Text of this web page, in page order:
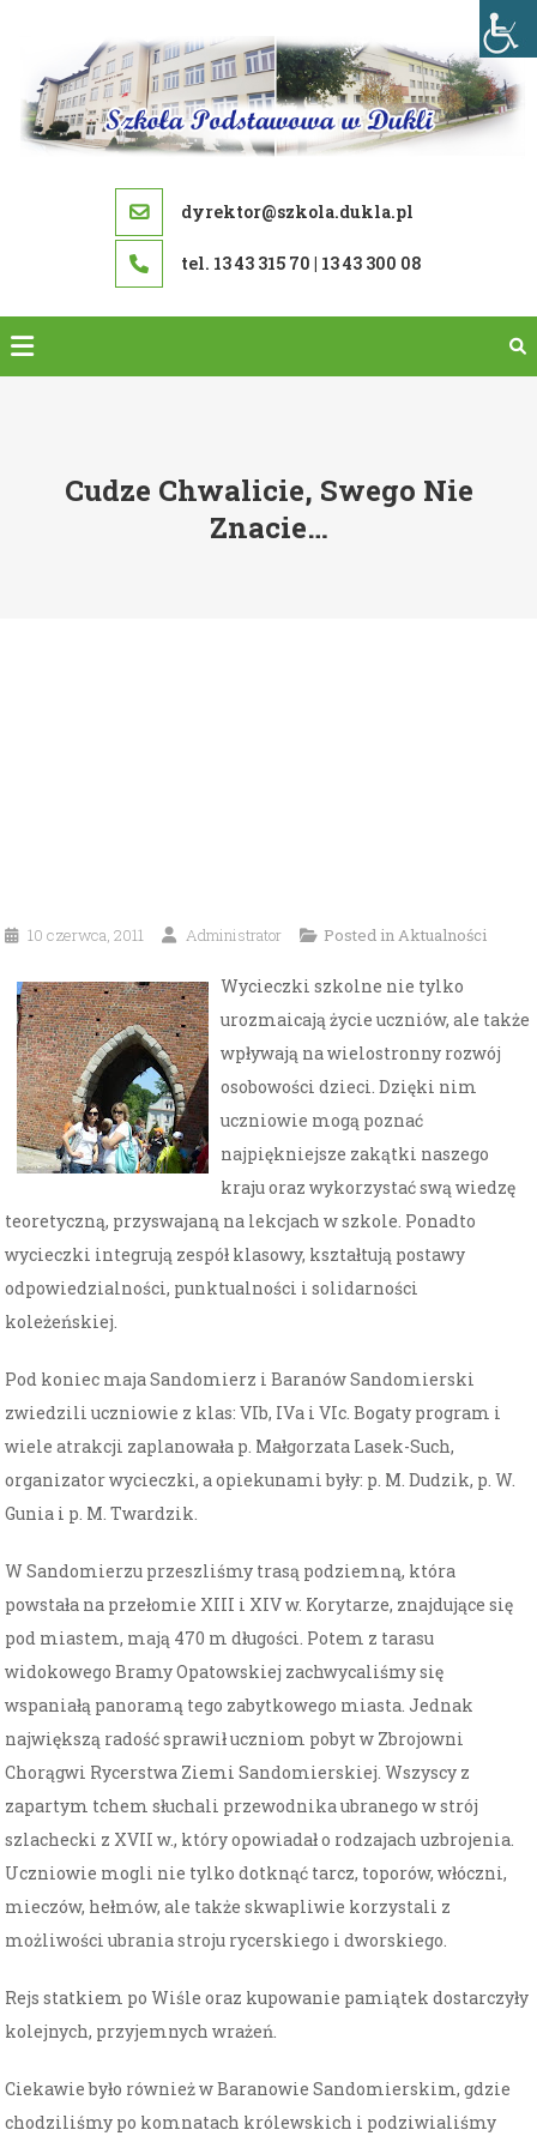
content
dyrektor@szkola.dukla.pl
tel. 13 43 315 70 | 13 43 300 08
Cudze Chwalicie, Swego Nie
Znacie…
10 czerwca, 2011 Administrator Posted inAktualności
Wycieczki szkolne nie tylko
urozmaicają życie uczniów, ale także
wpływają na wielostronny rozwój
osobowości dzieci. Dzięki nim
uczniowie mogą poznać
najpiękniejsze zakątki naszego
kraju oraz wykorzystać swą wiedzę
teoretyczną, przyswajaną na lekcjach w szkole. Ponadto
wycieczki integrują zespół klasowy, kształtują postawy
odpowiedzialności, punktualności i solidarności
koleżeńskiej.
Pod koniec maja Sandomierz i Baranów Sandomierski
zwiedzili uczniowie z klas: VIb, IVa i VIc. Bogaty program i
wiele atrakcji zaplanowała p. Małgorzata Lasek-Such,
organizator wycieczki, a opiekunami były: p. M. Dudzik, p. W.
Gunia i p. M. Twardzik.
W Sandomierzu przeszliśmy trasą podziemną, która
powstała na przełomie XIII i XIV w. Korytarze, znajdujące się
pod miastem, mają 470 m długości. Potem z tarasu
widokowego Bramy Opatowskiej zachwycaliśmy się
wspaniałą panoramą tego zabytkowego miasta. Jednak
największą radość sprawił uczniom pobyt w Zbrojowni
Chorągwi Rycerstwa Ziemi Sandomierskiej. Wszyscy z
zapartym tchem słuchali przewodnika ubranego w strój
szlachecki z XVII w., który opowiadał o rodzajach uzbrojenia.
Uczniowie mogli nie tylko dotknąć tarcz, toporów, włóczni,
mieczów, hełmów, ale także skwapliwie korzystali z
możliwości ubrania stroju rycerskiego i dworskiego.
Rejs statkiem po Wiśle oraz kupowanie pamiątek dostarczyły
kolejnych, przyjemnych wrażeń.
Ciekawie było również w Baranowie Sandomierskim, gdzie
chodziliśmy po komnatach królewskich i podziwialiśmy